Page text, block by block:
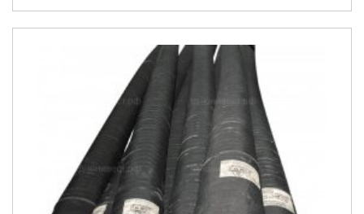
Внутрішній діаметр
3 Атм
Умови покупки
від 1 шт
Колір рукава
чорний
Довжина рукава
4000 мм
Конструкція
армований ниткою та
металевою спіраллю